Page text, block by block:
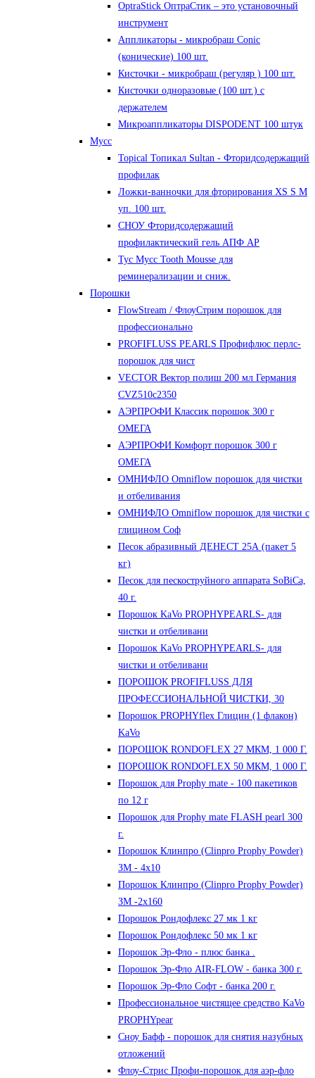
OptraStick ОптраСтик – это установочный
инструмент
Аппликаторы - микробраш Conic
(конические) 100 шт.
Кисточки - микробраш (регуляр ) 100 шт.
Кисточки одноразовые (100 шт.) с
держателем
Микроаппликаторы DISPODENT 100 штук
Мусс
Topical Топикал Sultan - Фторидсодержащий
профилак
Ложки-ванночки для фторирования XS S М
уп. 100 шт.
СНОУ Фторидсодержащий
профилактический гель АПФ AP
Тус Мусс Tooth Mousse для
реминерализации и сниж.
Порошки
FlowStream / ФлоуСтрим порошок для
профессионально
PROFIFLUSS PEARLS Профифлюс перлс-
порошок для чист
VECTOR Вектор полиш 200 мл Германия
CVZ510с2350
АЭРПРОФИ Классик порошок 300 г
ОМЕГА
АЭРПРОФИ Комфорт порошок 300 г
ОМЕГА
ОМНИФЛО Omniflow порошок для чистки
и отбеливания
ОМНИФЛО Omniflow порошок для чистки с
глицином Соф
Песок абразивный ДЕНЕСТ 25А (пакет 5
кг)
Песок для пескоструйного аппарата SoBiCa,
40 г.
Порошок KaVo PROPHYPEARLS- для
чистки и отбеливани
Порошок KaVo PROPHYPEARLS- для
чистки и отбеливани
ПОРОШОК PROFIFLUSS ДЛЯ
ПРОФЕССИОНАЛЬНОЙ ЧИСТКИ, 30
Порошок PROPHYflex Глицин (1 флакон)
KaVo
ПОРОШОК RONDOFLEX 27 МКМ, 1 000 Г.
ПОРОШОК RONDOFLEX 50 МКМ, 1 000 Г.
Порошок для Proрhy mate - 100 пакетиков
по 12 г
Порошок для Proрhy mate FLASH pearl 300
г.
Порошок Клинпро (Clinpro Prophy Powder)
ЗМ - 4х10
Порошок Клинпро (Clinpro Prophy Powder)
ЗМ -2х160
Порошок Рондофлекс 27 мк 1 кг
Порошок Рондофлекс 50 мк 1 кг
Порошок Эр-Фло - плюс банка .
Порошок Эр-Фло AIR-FLOW - банка 300 г.
Порошок Эр-Фло Софт - банка 200 г.
Профессиональное чистящее средство KaVo
PROPHYpear
Сноу Бафф - порошок для снятия назубных
отложений
Флоу-Стрис Профи-порошок для аэр-фло